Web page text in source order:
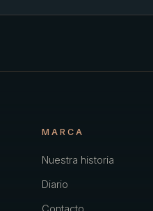
MARCA
Nuestra historia
Diario